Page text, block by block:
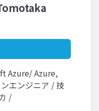
Azure/ Azure,
エンジニア / 技
/